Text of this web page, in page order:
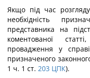
Якщо під час
необхідність
представника на
коментованої
провадження у
призначеного
1 ч. 1 ст. 203 ЦПК).